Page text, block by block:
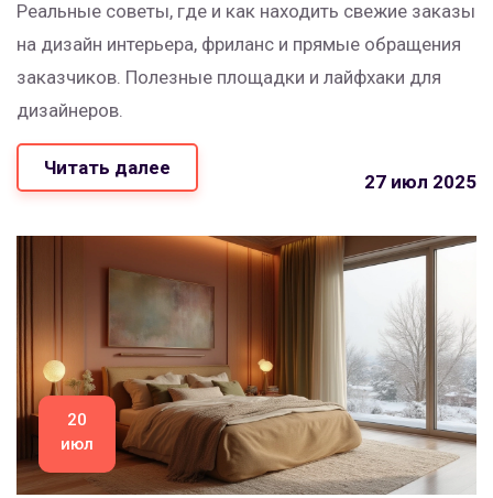
Реальные советы, где и как находить свежие заказы
на дизайн интерьера, фриланс и прямые обращения
заказчиков. Полезные площадки и лайфхаки для
дизайнеров.
Читать далее
27 июл 2025
20
июл